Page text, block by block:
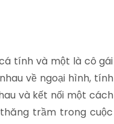
tính và một là cô gái
về ngoại hình, tính
và kết nối một cách
trầm trong cuộc